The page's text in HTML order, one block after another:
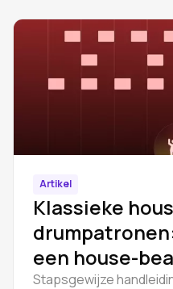
aan de slag kunt gaan.
Artikel
Klassieke
een house-
Stapsgewijze